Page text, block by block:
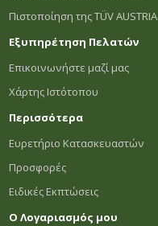
Πιστοποίηση της TÜV AUSTRIA
Εξυπηρέτηση Πελατών
Επικοινωνήστε μαζί μας
Χάρτης Ιστότοπου
Περισσότερα
Ευρετήριο Κατασκευαστών
Προσφορές
Ειδικές Εκπτώσεις
Ο Λογαριασμός μου